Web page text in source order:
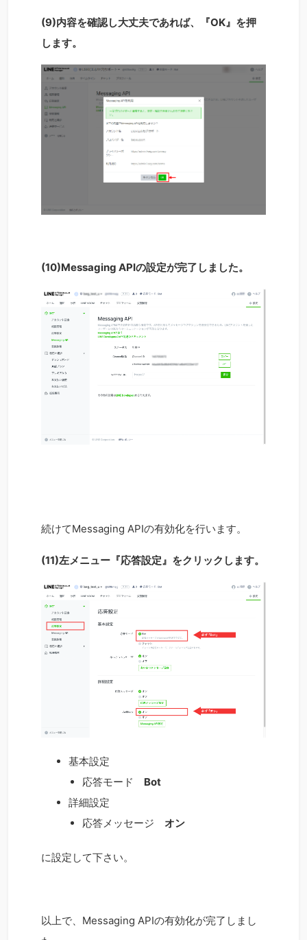
(9)内容を確認し大丈夫であれば、『OK』を押
します。
(10)Messaging APIの設定が完了しました。
続けてMessaging APIの有効化を行います。
(11)左メニュー『応答設定』をクリックします。
基本設定
応答モード Bot
詳細設定
応答メッセージ オン
に設定して下さい。
以上で、Messaging APIの有効化が完了しまし